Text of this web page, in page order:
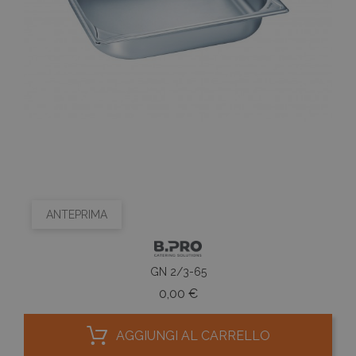
ANTEPRIMA
GN 2/3-65
0,00 €Prezzo
AGGIUNGI AL CARRELLO